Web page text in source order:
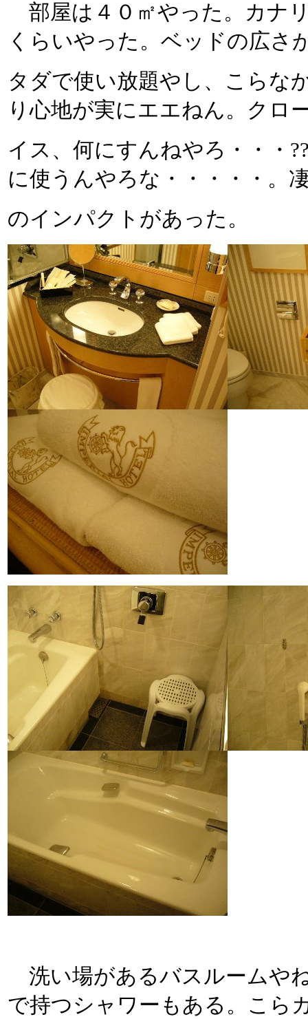
部屋は４０㎡やった。カナ
くらいやった。ベッドの広さ
タダで使い放題やし、こらな
り心地が実にエエねん。クロ
イス、何にすんねやろ・・・
に使うんやろな・・・・・
のインパクトがあった。
洗い場があるバスルームや
で持つシャワーもある。こら